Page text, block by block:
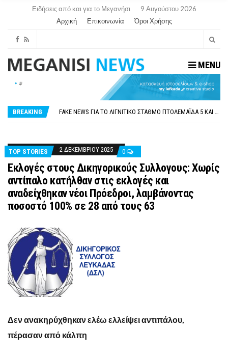
Ειδήσεις από και για το Μεγανήσι
9 Αυγούστου 2026
Αρχική
Επικοινωνία Όροι Χρήσης
MENU
BREAKING
ΠΑΡΑΙΤΉΘΗΚΕ Η ΑΝΤΙΔΉΜΑΡΧΟΣ ΠΟΛΙΤΙΣΜΟΎ ΜΕΓΑΝΗΣΊΟΥ Κ . ΕΥΑΓΓΕΛΊΑ ΜΕΛΆ. Η ΕΠΙΣΤΟΛΉ ΤΗΣ ΠΑΡΑΊΤΗΣΗΣ
FAKE NEWS ΓΙΑ ΤΟ ΛΙΓΝΙΤΙΚΌ ΣΤΑΘΜΌ ΠΤΟΛΕΜΑΪ́ΔΑ 5 ΚΑΙ ΤΗΝ ΕΝΕΡΓΕΙΑΚΉ ΑΣΦΆΛΕΙΑ ΤΗΣ ΧΏΡΑΣ
TOP STORIES
2 ΔΕΚΕΜΒΡΊΟΥ 2025 0
Εκλογές στους Δικηγορικούς Συλλογους: Χωρίς
αντίπαλο κατήλθαν στις εκλογές και
αναδείχθηκαν νέοι Πρόεδροι, λαμβάνοντας
ποσοστό 100% σε 28 από τους 63
Δεν ανακηρύχθηκαν ελέω ελλείψει αντιπάλου,
πέρασαν από κάλπη